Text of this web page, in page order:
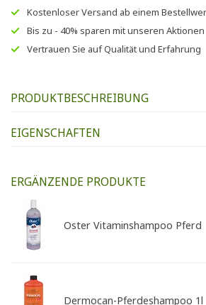
Kostenloser Versand ab einem
Bis zu - 40% sparen mit unseren Aktionen
Vertrauen Sie aufQualität und Erfahrung
PRODUKTBESCHREIBUNG
EIGENSCHAFTEN
ERGÄNZENDE PRODUKTE
Oster Vitaminshampoo Pferd
Dermocan-Pferdeshampoo 1l